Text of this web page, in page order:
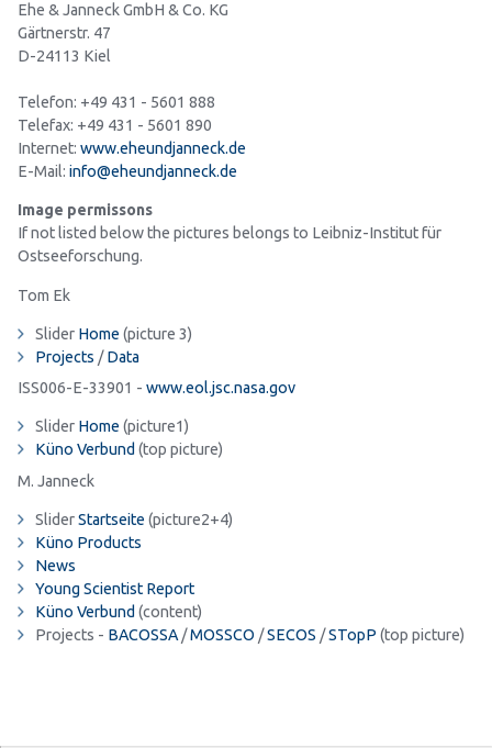
Ehe & Janneck GmbH & Co. KG
Gärtnerstr. 47
D-24113 Kiel
Telefon: +49 431 - 5601 888
Telefax: +49 431 - 5601 890
Internet: www.eheundjanneck.de
E-Mail: info@eheundjanneck.de
Image permissons
If not listed below the pictures belongs to Leibniz-Institut für
Ostseeforschung.
Tom Ek
Slider Home (picture 3)
Projects /Data
ISS006-E-33901 - www.eol.jsc.nasa.gov
Slider Home (picture1)
Küno Verbund (top picture)
M. Janneck
SliderStartseite (picture2+4)
Küno Products
News
Young Scientist Report
Küno Verbund (content)
Projects - BACOSSA /MOSSCO /SECOS /STopP (top picture)